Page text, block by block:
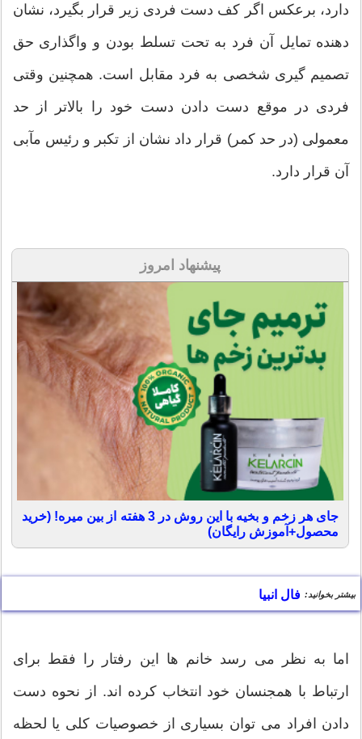
دارد، برعکس اگر کف دست فردی زیر قرار بگیرد، نشان
دهنده تمایل آن فرد به تحت تسلط بودن و واگذاری حق
تصمیم گیری شخصی به فرد مقابل است. همچنین وقتی
فردی در موقع دست دادن دست خود را بالاتر از حد
معمولی (در حد کمر) قرار داد نشان از تکبر و رئیس مآبی
آن قرار دارد.
پیشنهاد امروز
جای هر زخم و بخیه با این روش در 3 هفته از بین میره! (خرید
محصول+آموزش رایگان)
بیشتر بخوانید: فال انبیا
اما به نظر می رسد خانم ها این رفتار را فقط برای
ارتباط با همجنسان خود انتخاب کرده اند. از نحوه دست
دادن افراد می توان بسیاری از خصوصیات کلی یا لحظه